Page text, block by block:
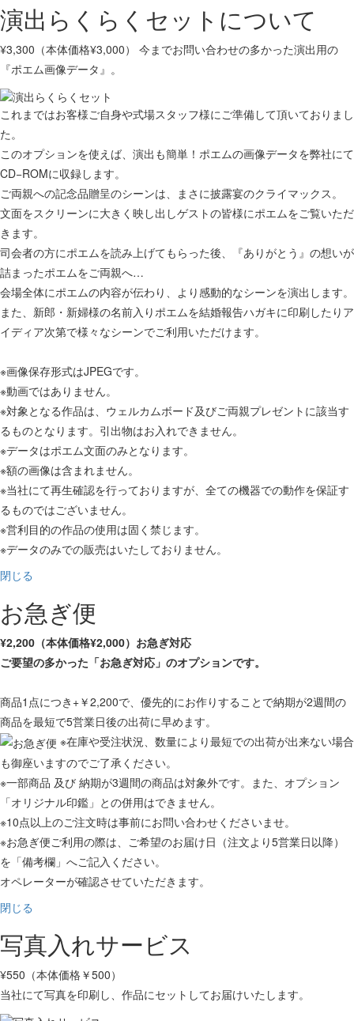
演出らくらくセットについて
¥3,300（本体価格¥3,000） 今までお問い合わせの多かった演出用の
『ポエム画像データ』。
これまではお客様ご自身や式場スタッフ様にご準備して頂いておりまし
た。
このオプションを使えば、演出も簡単！ポエムの画像データを弊社にて
CD−ROMに収録します。
ご両親への記念品贈呈のシーンは、まさに披露宴のクライマックス。
文面をスクリーンに大きく映し出しゲストの皆様にポエムをご覧いただ
きます。
司会者の方にポエムを読み上げてもらった後、『ありがとう』の想いが
詰まったポエムをご両親へ…
会場全体にポエムの内容が伝わり、より感動的なシーンを演出します。
また、新郎・新婦様の名前入りポエムを結婚報告ハガキに印刷したりア
イディア次第で様々なシーンでご利用いただけます。
※画像保存形式はJPEGです。
※動画ではありません。
※対象となる作品は、ウェルカムボード及びご両親プレゼントに該当す
るものとなります。引出物はお入れできません。
※データはポエム文面のみとなります。
※額の画像は含まれません。
※当社にて再生確認を行っておりますが、全ての機器での動作を保証す
るものではございません。
※営利目的の作品の使用は固く禁じます。
※データのみでの販売はいたしておりません。
閉じる
お急ぎ便
¥2,200（本体価格¥2,000）お急ぎ対応
ご要望の多かった「お急ぎ対応」のオプションです。
商品1点につき+￥2,200で、優先的にお作りすることで納期が2週間の
商品を最短で5営業日後の出荷に早めます。
※在庫や受注状況、数量により最短での出荷が出来ない場合
も御座いますのでご了承ください。
※一部商品 及び 納期が3週間の商品は対象外です。また、オプション
「オリジナル印鑑」との併用はできません。
※10点以上のご注文時は事前にお問い合わせくださいませ。
※お急ぎ便ご利用の際は、ご希望のお届け日（注文より5営業日以降）
を「備考欄」へご記入ください。
オペレーターが確認させていただきます。
閉じる
写真入れサービス
¥550（本体価格￥500）
当社にて写真を印刷し、作品にセットしてお届けいたします。